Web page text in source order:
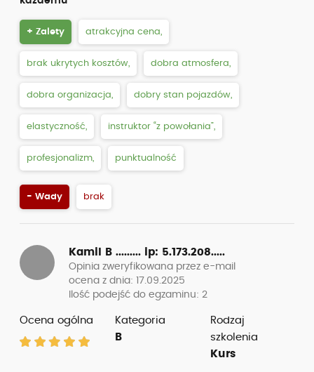
+ Zalety atrakcyjna cena,
brak ukrytych kosztów, dobra atmosfera,
dobra organizacja, dobry stan pojazdów,
elastyczność, instruktor “z powołania”,
profesjonalizm, punktualność
- Wady brak
Kamil B ......... ip: 5.173.208.....
Opinia zweryfikowana przez e-mail
ocena z dnia: 17.09.2025
Ilość podejść do egzaminu: 2
Ocena ogólna
Kategoria
B
Rodzaj
szkolenia
Kurs